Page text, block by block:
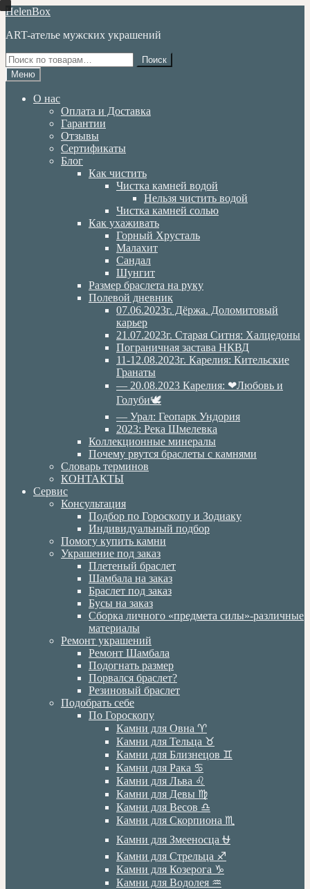
Перейти
навигации
Перейти
содержимому
HelenBox
ART-ателье мужских украшений
Искать:
Поиск
Меню
О нас
Оплата и Доставка
Гарантии
Отзывы
Сертификаты
Блог
Как чистить
Чистка камней водой
Нельзя чистить водой
Чистка камней солью
Как ухаживать
Горный Хрусталь
Малахит
Сандал
Шунгит
Размер браслета на руку
Полевой дневник
07.06.2023г. Дёржа. Доломитовый
карьер
21.07.2023г. Старая Ситня: Халцедоны
Пограничная застава НКВД
11-12.08.2023г. Карелия: Кительские
Гранаты
— 20.08.2023 Карелия: ❤Любовь и
Голуби🕊
— Урал: Геопарк Ундория
2023: Река Шмелевка
Коллекционные минералы
Почему рвутся браслеты с камнями
Словарь терминов
КОНТАКТЫ
Сервис
Консультация
Подбор по Гороскопу и Зодиаку
Индивидуальный подбор
Помогу купить камни
Украшение под заказ
Плетеный браслет
Шамбала на заказ
Браслет под заказ
Бусы на заказ
Сборка личного «предмета силы»-различные
материалы
Ремонт украшений
Ремонт Шамбала
Подогнать размер
Порвался браслет?
Резиновый браслет
Подобрать себе
По Гороскопу
Камни для Овна ♈️
Камни для Тельца ♉️
Камни для Близнецов ♊️
Камни для Рака ♋️
Камни для Льва ♌️
Камни для Девы ♍️
Камни для Весов ♎️
Камни для Скорпиона ♏️
Камни для Змееносца ⛎
Камни для Стрельца ♐️
Камни для Козерога ♑️
Камни для Водолея ♒️